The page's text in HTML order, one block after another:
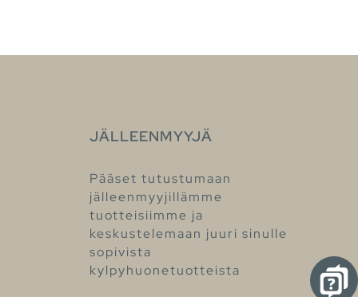
JÄLLEENMYYJÄ
Pääset tutustumaan
jälleenmyyjillämme
tuotteisiimme ja
keskustelemaan juuri sinulle
sopivista
kylpyhuonetuotteista